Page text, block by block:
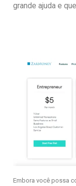
grande ajuda e
Embora você possa